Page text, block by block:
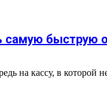
самую быструю
на кассу, в которой